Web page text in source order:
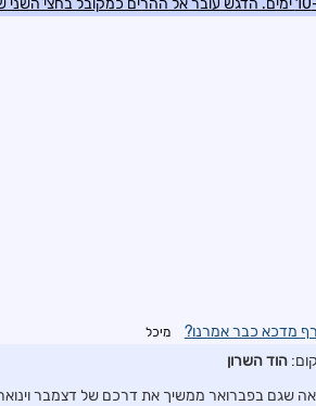
מדכא כבר אמרנו? מיכל
הוד השרון
שגם בפברואר ממשיך את דרכם של דצמבר